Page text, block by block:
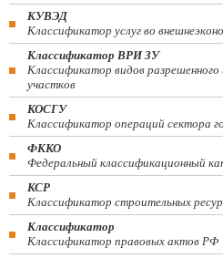
КУВЭД
Классификатор услуг во
Классификатор ВРИ ЗУ
Классификатор видов разрешенного
участков
КОСГУ
Классификатор операций сектора
ФККО
Федеральный классификационный
КСР
Классификатор строительных
Классификатор
Классификатор правовых актов РФ